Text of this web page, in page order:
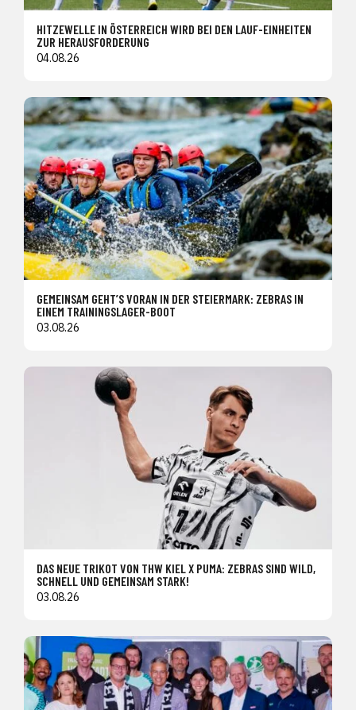
HITZEWELLE IN ÖSTERREICH WIRD BEI DEN LAUF-EINHEITEN
ZUR HERAUSFORDERUNG
04.08.26
GEMEINSAM GEHT’S VORAN IN DER STEIERMARK: ZEBRAS IN
EINEM TRAININGSLAGER-BOOT
03.08.26
DAS NEUE TRIKOT VON THW KIEL X PUMA: ZEBRAS SIND WILD,
SCHNELL UND GEMEINSAM STARK!
03.08.26